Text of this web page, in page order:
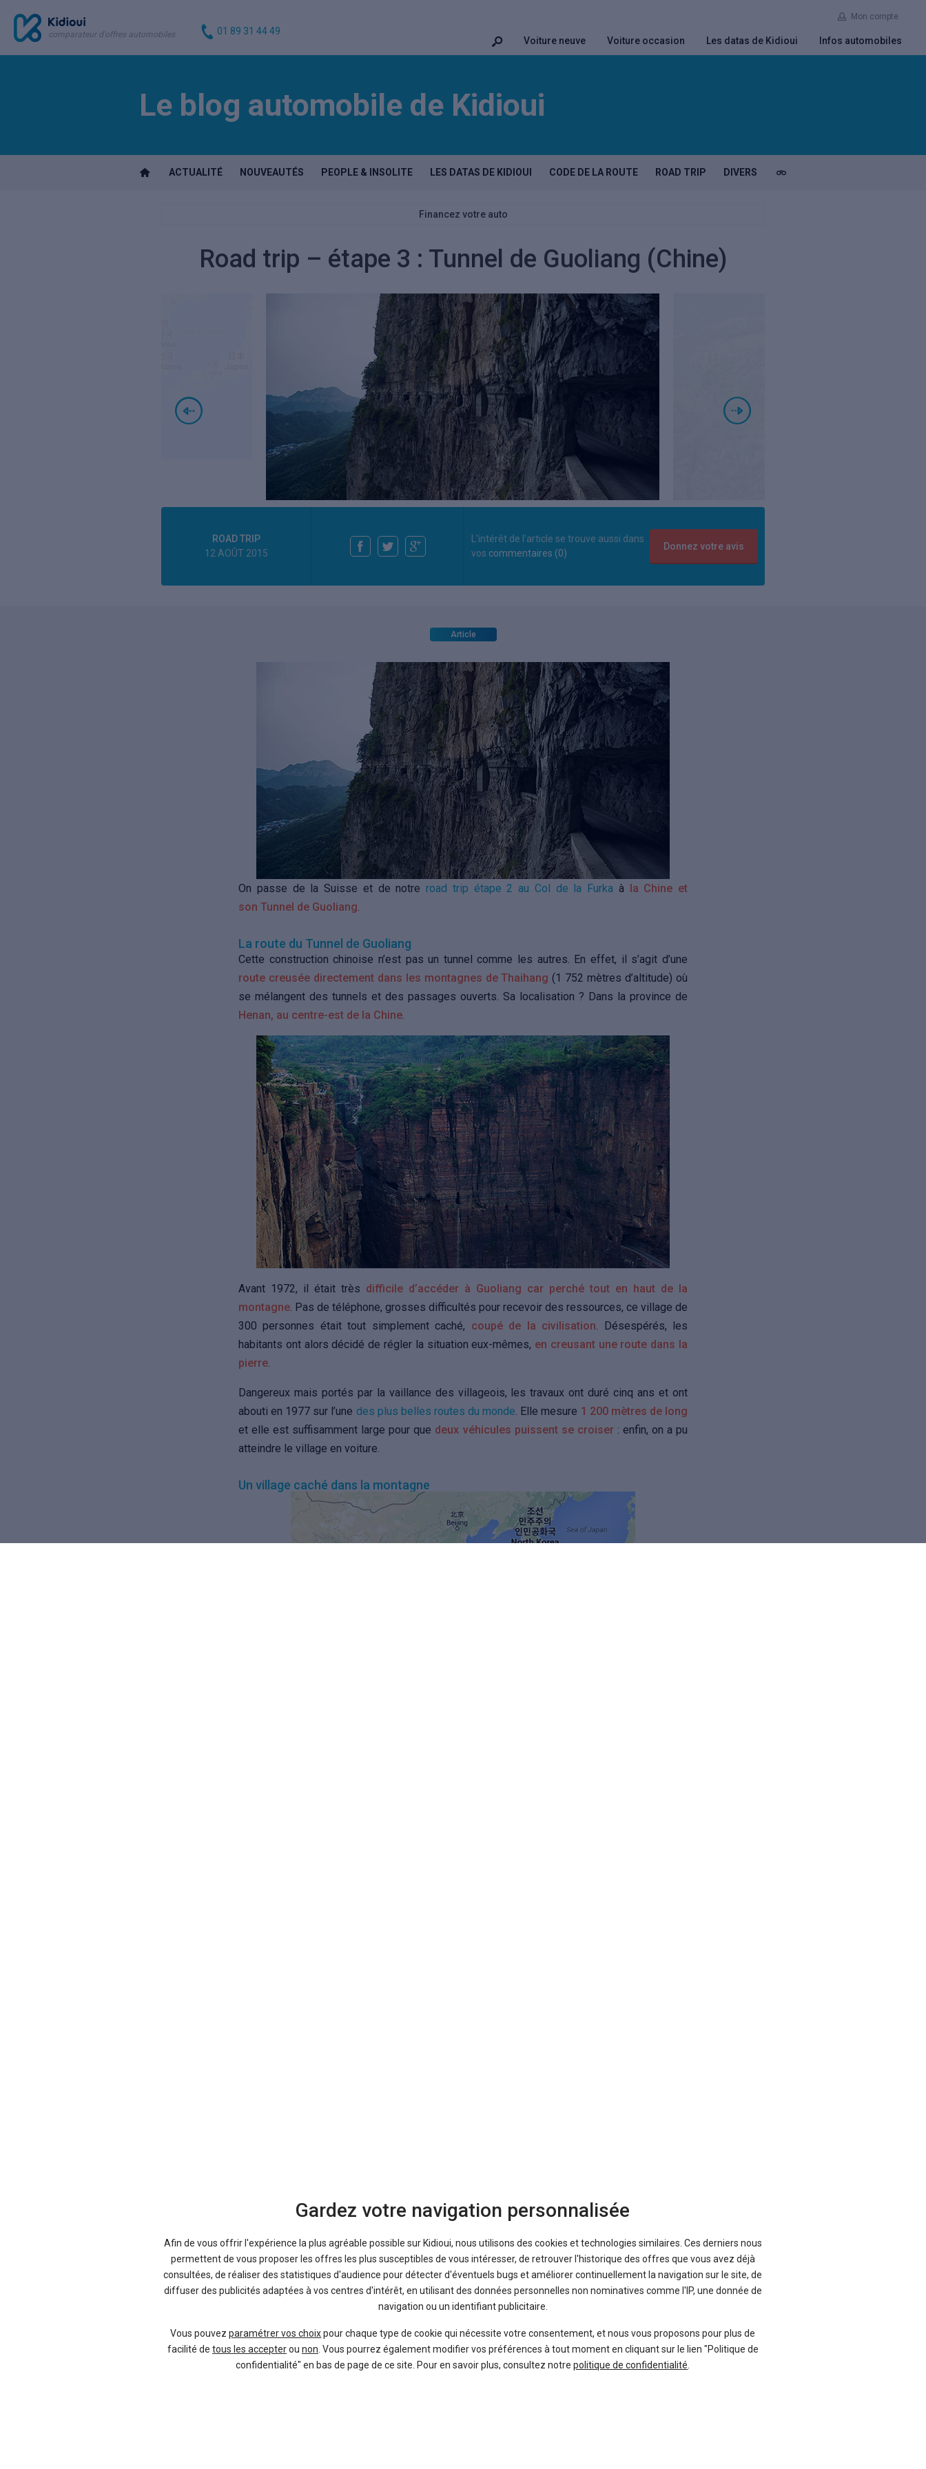
comparateur d'offres automobiles 01 89 31 44 49
Mon compte
Voiture neuve Voiture occasion Les datas de Kidioui Infos automobiles
Le blog automobile de Kidioui
ACTUALITÉ NOUVEAUTÉS PEOPLE & INSOLITE LES DATAS DE KIDIOUI CODE DE LA ROUTE ROAD TRIP DIVERS
Financez votre auto
Road trip – étape 3 : Tunnel de Guoliang (Chine)
ROAD TRIP
12 AOÛT 2015
L'intérêt de l'article se trouve aussi dans
vos commentaires (0)
Article
On passe de la Suisse et de notre road trip étape 2 au Col de la Furka à la Chine et
son Tunnel de Guoliang.
La route du Tunnel de Guoliang
Cette construction chinoise n’est pas un tunnel comme les autres. En effet, il s’agit d’une
route creusée directement dans les montagnes de Thaihang (1 752 mètres d’altitude) où
se mélangent des tunnels et des passages ouverts. Sa localisation ? Dans la province de
Henan, au centre-est de la Chine.
Avant 1972, il était très difficile d’accéder à Guoliang car perché tout en haut de la
montagne. Pas de téléphone, grosses difficultés pour recevoir des ressources, ce village de
300 personnes était tout simplement caché, coupé de la civilisation. Désespérés, les
habitants ont alors décidé de régler la situation eux-mêmes, en creusant une route dans la
pierre.
Dangereux mais portés par la vaillance des villageois, les travaux ont duré cinq ans et ont
abouti en 1977 sur l’une des plus belles routes du monde. Elle mesure 1 200 mètres de long
et elle est suffisamment large pour que deux véhicules puissent se croiser: enfin, on a pu
atteindre le village en voiture.
Un village caché dans la montagne
Gardez votre navigation personnalisée
Afin de vous offrir l'expérience la plus agréable possible sur Kidioui, nous utilisons des cookies et technologies similaires. Ces derniers nous
permettent de vous proposer les offres les plus susceptibles de vous intéresser, de retrouver l'historique des offres que vous avez déjà
consultées, de réaliser des statistiques d'audience pour détecter d'éventuels bugs et améliorer continuellement la navigation sur le site, de
diffuser des publicités adaptées à vos centres d'intérêt, en utilisant des données personnelles non nominatives comme l'IP, une donnée de
navigation ou un identifiant publicitaire.
Vous pouvezparamétrer vos choixpour chaque type de cookie qui nécessite votre consentement, et nous vous proposons pour plus de
facilité de tous les accepterou non . Vous pourrez également modifier vos préférences à tout moment en cliquant sur le lien "Politique de
confidentialité" en bas de page de ce site. Pour en savoir plus, consultez notrepolitique de confidentialité